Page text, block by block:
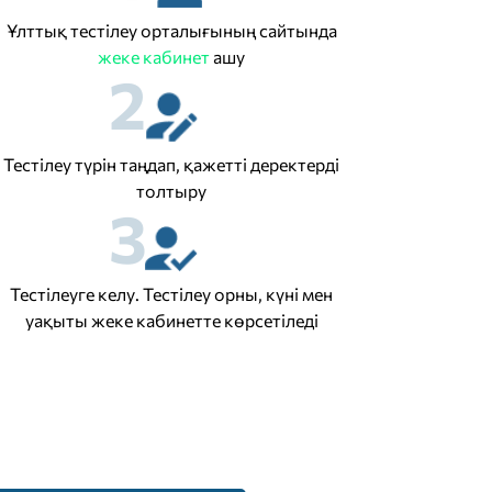
Ұлттық тестілеу орталығының сайтында
жеке кабинет ашу
2
Тестілеу түрін таңдап, қажетті деректерді
толтыру
3
Тестілеуге келу. Тестілеу орны, күні мен
уақыты жеке кабинетте көрсетіледі